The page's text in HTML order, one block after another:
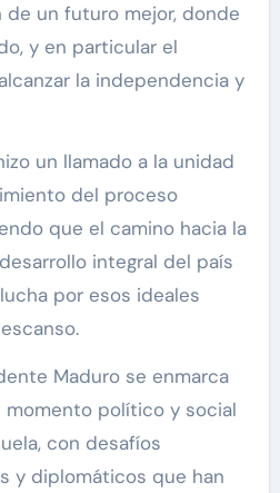
de un futuro mejor, donde
y en particular el
la independencia y
un llamado a la unidad
del proceso
que el camino hacia la
integral del país
por esos ideales
Maduro se enmarca
político y social
con desafíos
y diplomáticos que han